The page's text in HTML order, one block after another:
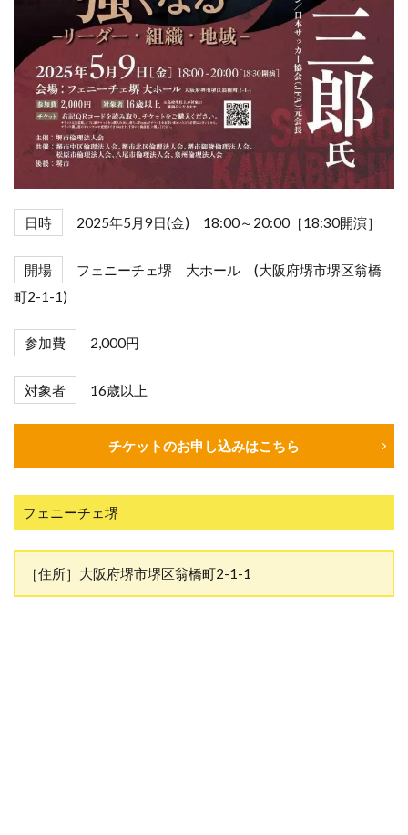
日時 2025年5月9日(金) 18:00～20:00［18:30開演］
開場
フェニーチェ堺 大ホール (大阪府堺市堺区翁橋
町2-1-1)
参加費 2,000円
対象者 16歳以上
チケットのお申し込みはこちら
フェニーチェ堺
［住所］大阪府堺市堺区翁橋町2-1-1